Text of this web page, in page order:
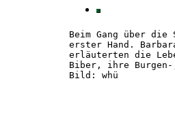
Beim Gang über
erster Hand.
erläuterten die
Biber, ihre Burgen-
Bild: whü